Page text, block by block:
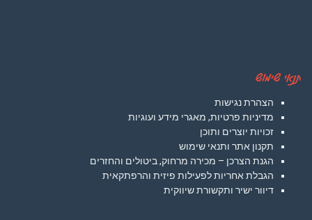
תנאי שימוש
הצהרת נגישות
מדיניות פרטיות, מאגרי מידע ועוגיות
זכויות יוצרים ותוכן
תקנון אתר ותנאי שימוש
הגנת הצרכן – מכירה מרחוק, ביטולים והחזרים
הגבלת אחריות לפעילות פיזית והרפתקאית
דיוור ישיר ותקשורת שיווקית